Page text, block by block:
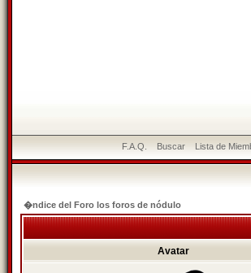
F.A.Q. Buscar Lista de
�ndice del Foro los foros de nódulo
Avatar